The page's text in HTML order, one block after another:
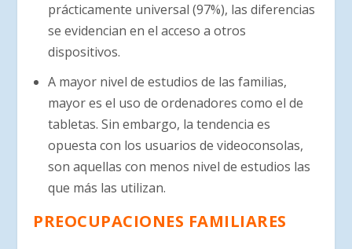
prácticamente universal (97%), las diferencias
se evidencian en el acceso a otros
dispositivos.
A mayor nivel de estudios de las familias,
mayor es el uso de ordenadores como el de
tabletas. Sin embargo, la tendencia es
opuesta con los usuarios de videoconsolas,
son aquellas con menos nivel de estudios las
que más las utilizan.
PREOCUPACIONES FAMILIARES